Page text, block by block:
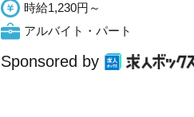
時給1,230円～
アルバイト・パート
Sponsored by